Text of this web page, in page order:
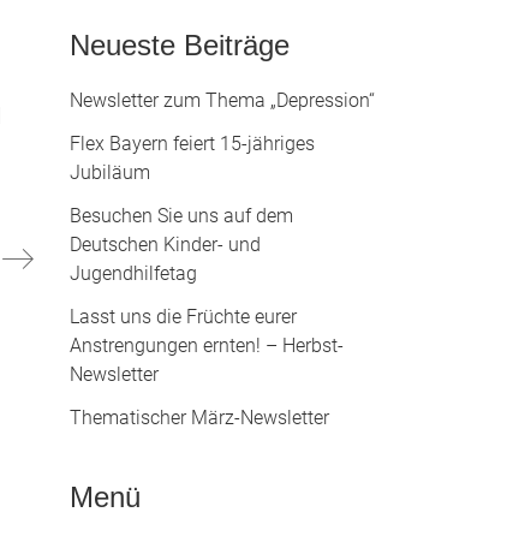
Neueste Beiträge
Newsletter zum Thema „Depression“
Flex Bayern feiert 15-jähriges
Jubiläum
Besuchen Sie uns auf dem
Deutschen Kinder- und
Jugendhilfetag
Lasst uns die Früchte eurer
Anstrengungen ernten! – Herbst-
Newsletter
Thematischer März-Newsletter
Menü